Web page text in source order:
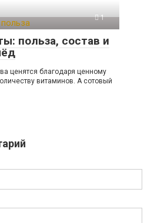
1
польза, состав и
ценятся благодаря ценному
витаминов. А сотовый